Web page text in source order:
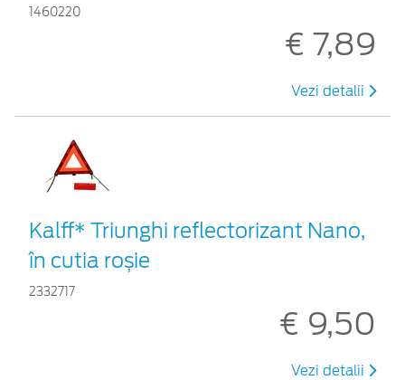
1460220
€ 7,89
Vezi detalii
Kalff* Triunghi reflectorizant Nano,
în cutia roșie
2332717
€ 9,50
Vezi detalii